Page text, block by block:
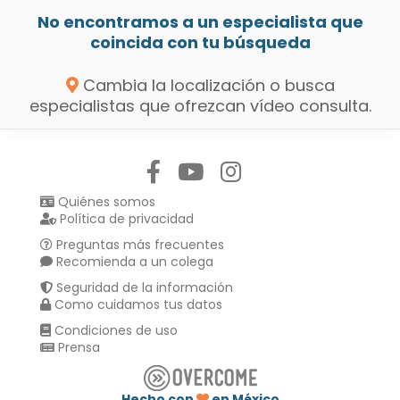
No encontramos a un especialista que
coincida con tu búsqueda
Cambia la localización o busca
especialistas que ofrezcan vídeo consulta.
Quiénes somos
Política de privacidad
Preguntas más frecuentes
Recomienda a un colega
Seguridad de la información
Como cuidamos tus datos
Condiciones de uso
Prensa